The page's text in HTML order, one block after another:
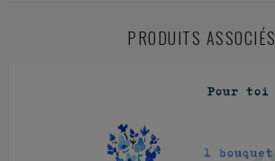
PRODUITS ASSOCIÉS